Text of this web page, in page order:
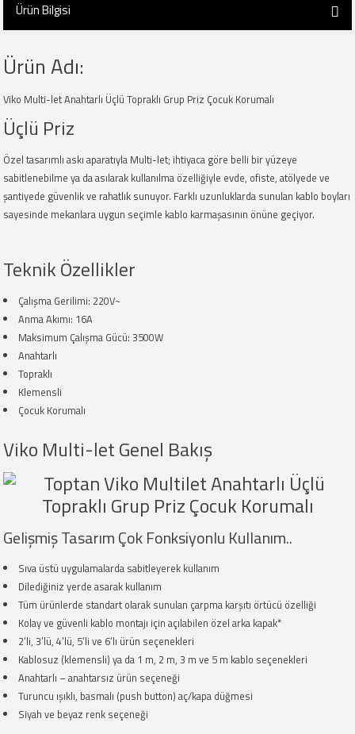
Ürün Bilgisi
Ürün Adı:
Viko Multi-let Anahtarlı Üçlü Topraklı Grup Priz Çocuk Korumalı
Üçlü Priz
Özel tasarımlı askı aparatıyla Multi-let; ihtiyaca göre belli bir yüzeye
sabitlenebilme ya da asılarak kullanılma özelliğiyle evde, ofiste, atölyede ve
şantiyede güvenlik ve rahatlık sunuyor. Farklı uzunluklarda sunulan kablo boyları
sayesinde mekanlara uygun seçimle kablo karmaşasının önüne geçiyor.
Teknik Özellikler
Çalışma Gerilimi: 220V~
Anma Akımı: 16A
Maksimum Çalışma Gücü: 3500W
Anahtarlı
Topraklı
Klemensli
Çocuk Korumalı
Viko Multi-let Genel Bakış
Gelişmiş Tasarım Çok Fonksiyonlu Kullanım..
Sıva üstü uygulamalarda sabitleyerek kullanım
Dilediğiniz yerde asarak kullanım
Tüm ürünlerde standart olarak sunulan çarpma karşıtı örtücü özelliği
Kolay ve güvenli kablo montajı için açılabilen özel arka kapak*
2’li, 3’lü, 4’lü, 5’li ve 6’lı ürün seçenekleri
Kablosuz (klemensli) ya da 1 m, 2 m, 3 m ve 5 m kablo seçenekleri
Anahtarlı – anahtarsız ürün seçeneği
Turuncu ışıklı, basmalı (push button) aç/kapa düğmesi
Siyah ve beyaz renk seçeneği